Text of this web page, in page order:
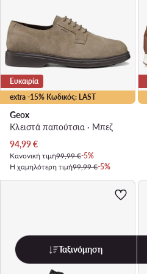
extra -15% Κωδικός: LAST
Ευκαιρία
Geox
Κλειστά παπούτσια · Μπεζ
Τρέχουσα τιμή
94,99€
Κανονική τιμή99,99 €-5%
Η χαμηλότερη τιμή99,99 €-5%
Ταξινόμηση